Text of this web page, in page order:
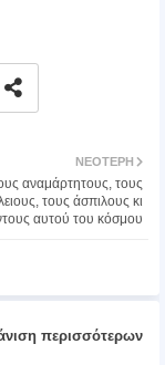
ΝΕΌΤΕΡΗ
αναμάρτητους, τους
τους άσπιλους κι
αυτού του κόσμου
περισσότερων